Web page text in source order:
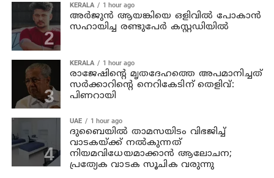
KERALA 1 hour ago
അര്‍ജുന്‍ ആയങ്കിയെ ഒളിവില്‍ പോകാന്‍
സഹായിച്ച രണ്ടുപേര്‍ കസ്റ്റഡിയില്‍
KERALA 1 hour ago
രാജേഷിന്റെ മൃതദേഹത്തെ അപമാനിച്ചത്
സര്‍ക്കാറിന്റെ നെറികേടിന് തെളിവ്:
പിണറായി
UAE 1 hour ago
ദുബൈയിൽ താമസയിടം വിഭജിച്ച്
വാടകയ്ക്ക് നൽകുന്നത്
നിയമവിധേയമാക്കാൻ ആലോചന;
പ്രത്യേക വാടക സൂചിക വരുന്നു